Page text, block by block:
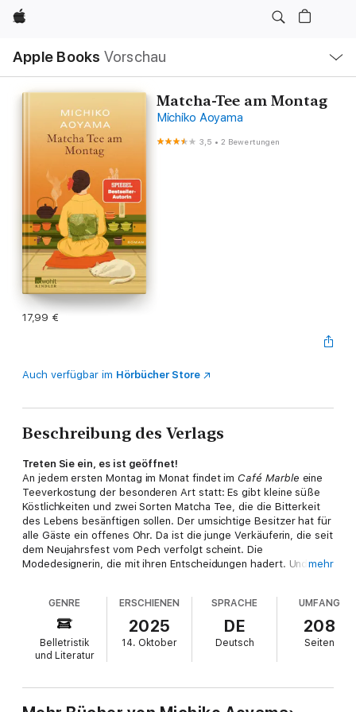
Apple
Apple Books Vorschau
Navigation
Menü
öffnen
Matcha-Tee am Montag
Michiko Aoyama
3,5 •2 Bewertungen
17,99 €
Auch verfügbar im Hörbücher Store
Beschreibung des Verlags
Treten Sie ein, es ist geöffnet!
An jedem ersten Montag im Monat findet imCafé Marble eine
Teeverkostung der besonderen Art statt: Es gibt kleine süße
Köstlichkeiten und zwei Sorten Matcha Tee, die die Bitterkeit
des Lebens besänftigen sollen. Der umsichtige Besitzer hat für
alle Gäste ein offenes Ohr. Da ist die junge Verkäuferin, die seit
dem Neujahrsfest vom Pech verfolgt scheint. Die
Modedesignerin, die mit ihren Entscheidungen hadert. Und die
und Trost brauchen. Oder einfach einen guten Rat. Und so wird
das Café zu einem Ort unerwarteter Begegnungen und zu
einem Ausgangspunkt für Neubeginn und zweite Chancen.
mehr
GENRE
Belletristik
und Literatur
ERSCHIENEN
2025
14. Oktober
SPRACHE
DE
Deutsch
UMFANG
208
Seiten